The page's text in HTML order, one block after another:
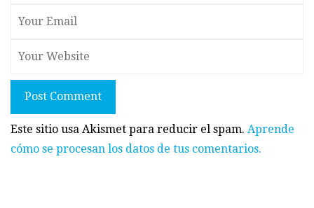
Post Comment
Este sitio usa Akismet para reducir el spam. Aprende
cómo se procesan los datos de tus comentarios.